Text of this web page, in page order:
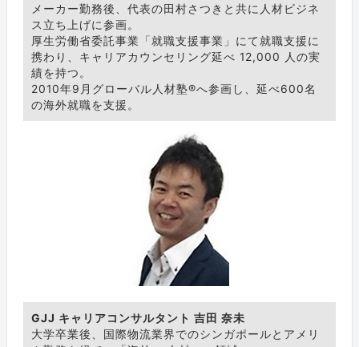
メーカー勤務後、代表の田村さつきと共に人材ビジネ
ス立ち上げに参画。
厚生労働省委託事業「就職支援事業」にて就職支援に
携わり、キャリアカウンセリング延べ 12,000 人の実
績を持つ。
2010年9月グローバル人材塾®へ参画し、延べ600名
の海外就職を支援。
GJJ キャリアコンサルタント 吉田 奈未
大学卒業後、国際物流業界でのシンガポールとアメリ